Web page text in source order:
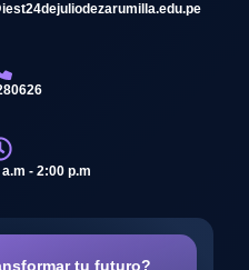
- 2:00 p.m
tu futuro?